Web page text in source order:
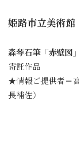
姫路市立美術館
森琴石筆「赤壁図
寄託作品
★情報ご提供者＝
長補佐）